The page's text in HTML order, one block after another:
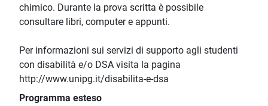
chimico. Durante la prova scritta è possibile
consultare libri, computer e appunti.
Per informazioni sui servizi di supporto agli studenti
con disabilità e/o DSA visita la pagina
http://www.unipg.it/disabilita-e-dsa
Programma esteso